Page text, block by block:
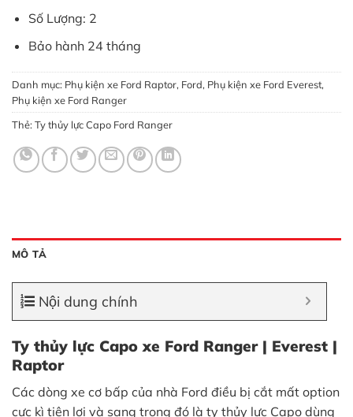
Số Lượng: 2
Bảo hành 24 tháng
Danh mục: Phụ kiện xe Ford Raptor, Ford, Phụ kiện xe Ford Everest,
Phụ kiện xe Ford Ranger
Thẻ: Ty thủy lực Capo Ford Ranger
MÔ TẢ
Nội dung chính
Ty thủy lực Capo xe Ford Ranger | Everest |
Raptor
Các dòng xe cơ bấp của nhà Ford điều bị cắt mất option
cực kì tiện lợi và sang trong đó là ty thủy lực Capo dùng